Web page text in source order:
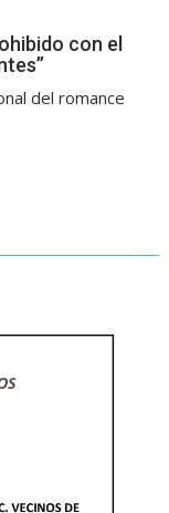
con el
del romance